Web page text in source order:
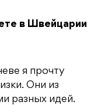
в Швейцарии
я прочту
Они из
разных идей.